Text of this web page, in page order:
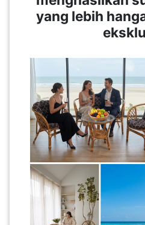
yang lebih
JOHOR(8)
MELAKA(53)
PENANG(2)